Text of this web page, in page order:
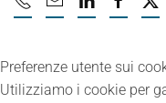
Preferenze utente sui
Utilizziamo i cookie per